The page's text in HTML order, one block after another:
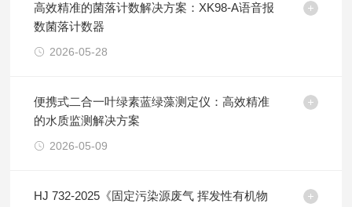
高效精准的菌落计数解决方案：XK98-A语音报
数菌落计数器
2026-05-28
便携式二合一叶绿素蓝绿藻测定仪：高效精准
的水质监测解决方案
2026-05-09
HJ 732-2025《固定污染源废气 挥发性有机物